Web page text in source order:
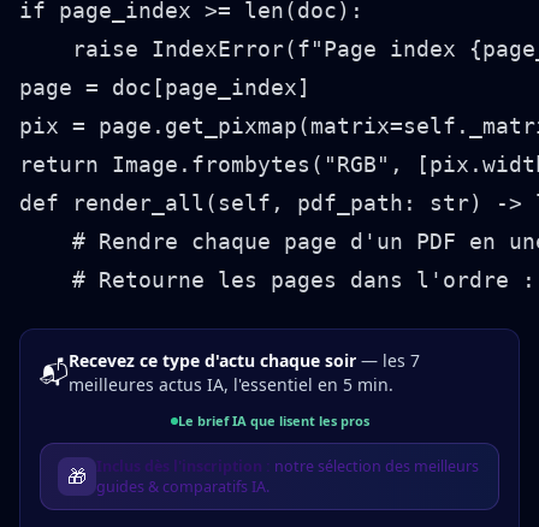
if page_index >= len(doc):
raise IndexError(f"Page index
page = doc[page_index]
pix =
def render_all(self, pdf_path: str) ->
# Rendre chaque page d'un PDF en
📬Recevez ce type d'actu chaque soir — les 7
meilleures actus IA, l'essentiel en 5 min.
Le brief IA que lisent les pros
🎁 Inclus dès l'inscription : notre sélection des meilleurs
guides & comparatifs IA.